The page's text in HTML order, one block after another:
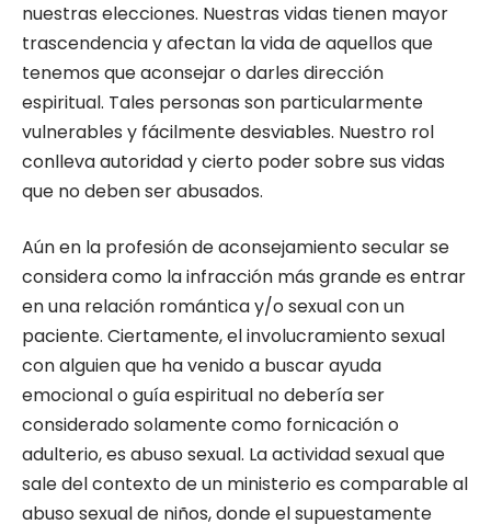
nuestras elecciones. Nuestras vidas tienen mayor
trascendencia y afectan la vida de aquellos que
tenemos que aconsejar o darles dirección
espiritual. Tales personas son particularmente
vulnerables y fácilmente desviables. Nuestro rol
conlleva autoridad y cierto poder sobre sus vidas
que no deben ser abusados.
Aún en la profesión de aconsejamiento secular se
considera como la infracción más grande es entrar
en una relación romántica y/o sexual con un
paciente. Ciertamente, el involucramiento sexual
con alguien que ha venido a buscar ayuda
emocional o guía espiritual no debería ser
considerado solamente como fornicación o
adulterio, es abuso sexual. La actividad sexual que
sale del contexto de un ministerio es comparable al
abuso sexual de niños, donde el supuestamente